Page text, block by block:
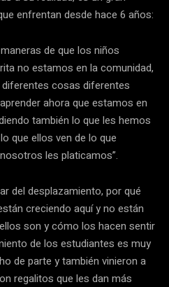
enfrentan desde hace 6 años:
de que los niños
no estamos en la comunidad,
cosas diferentes
ahora que estamos en
también lo que les hemos
que ellos ven de lo que
les platicamos”.
del desplazamiento, por qué
creciendo aquí y no están
son y cómo los hacen sentir
de los estudiantes es muy
de parte y también vinieron a
regalitos que les dan más